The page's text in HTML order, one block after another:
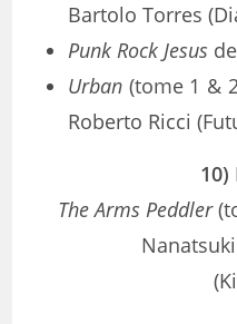
Bartolo Torres
Punk Rock Jesus
Urban (tome 1 &
Roberto Ricci
10)
The Arms Peddler